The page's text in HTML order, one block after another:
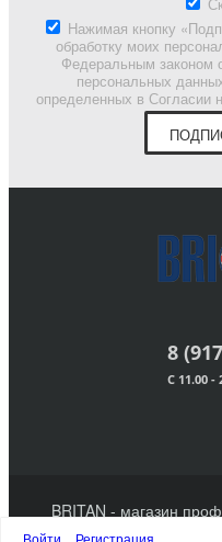
Нажимая кнопку
обработку моих
Федеральным законом
персональных
определенных в Согласии
8
С 11.00
BRITAN - магазин
Войти Регистрация